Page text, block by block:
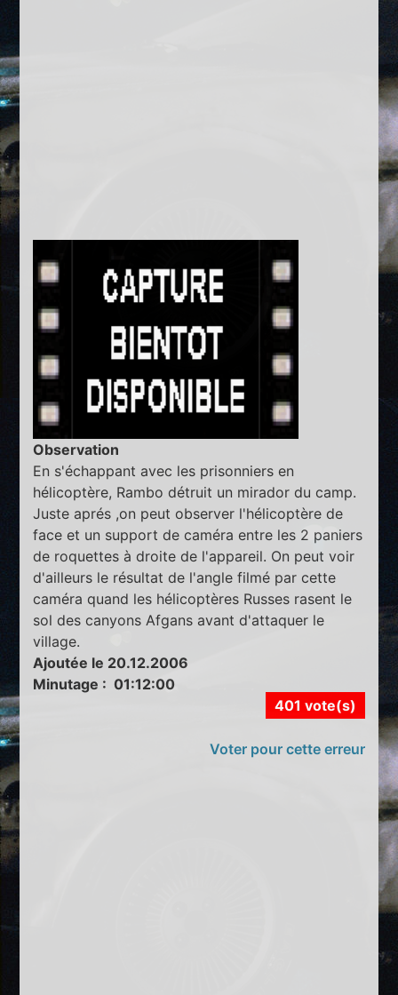
Observation
En s'échappant avec les prisonniers en
hélicoptère, Rambo détruit un mirador du camp.
Juste aprés ,on peut observer l'hélicoptère de
face et un support de caméra entre les 2 paniers
de roquettes à droite de l'appareil. On peut voir
d'ailleurs le résultat de l'angle filmé par cette
caméra quand les hélicoptères Russes rasent le
sol des canyons Afgans avant d'attaquer le
village.
Ajoutée le 20.12.2006
Minutage : 01:12:00
401 vote(s)
Voter pour cette erreur